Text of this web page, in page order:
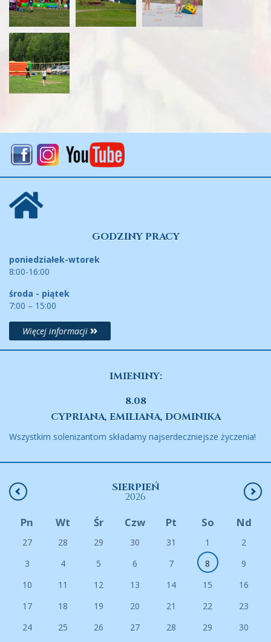
GODZINY PRACY
poniedziałek-wtorek
8:00-16:00
środa - piątek
7:00 – 15:00
Więcej informacji
IMIENINY:
8.08
CYPRIANA, EMILIANA, DOMINIKA
Wszystkim solenizantom składamy najserdeczniejsze życzenia!
SIERPIEŃ
2026
Pn Wt Śr Czw Pt So Nd
27 28 29 30 31 1
2
3
4 5 6 7 8
9
10
11 12 13 14 15
16
17
18 19 20 21 22
23
24
25 26 27 28 29
30